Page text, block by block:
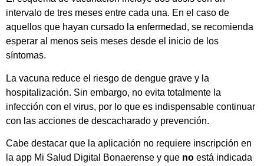
intervalo de tres meses entre cada una. En el caso de
aquellos que hayan cursado la enfermedad, se recomienda
esperar al menos seis meses desde el inicio de los
síntomas.
La vacuna reduce el riesgo de dengue grave y la
hospitalización. Sin embargo, no evita totalmente la
infección con el virus, por lo que es indispensable continuar
con las acciones de descacharado y prevención.
Cabe destacar que la aplicación no requiere inscripción en
la app Mi Salud Digital Bonaerense y que no está indicada